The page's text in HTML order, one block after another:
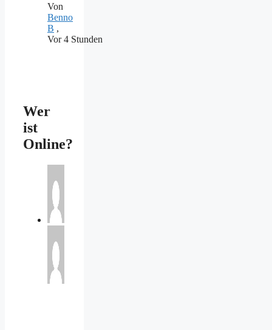
Von
Benno
B ,
Vor 4 Stunden
Wer
ist
Online?